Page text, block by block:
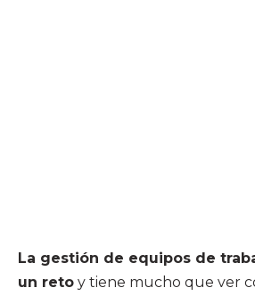
La gestión de equipos de
un reto y tiene mucho que ver